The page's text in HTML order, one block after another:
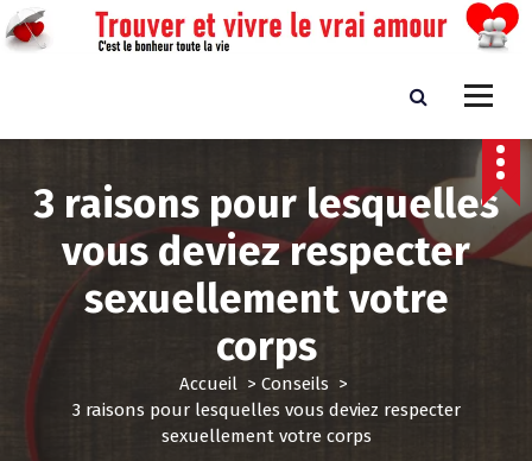
a
Trouver et vivre le vrai amour
3 raisons pour lesquelles
vous deviez respecter
sexuellement votre
corps
Accueil > Conseils >
3 raisons pour lesquelles vous deviez respecter
sexuellement votre corps